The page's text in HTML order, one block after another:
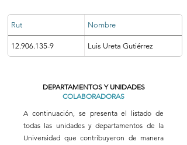
Rut Nombre
12.906.135-9 Luis Ureta Gutiérrez
DEPARTAMENTOS Y UNIDADES
COLABORADORAS
A continuación, se presenta el listado de
todas las unidades y departamentos de la
Universidad que contribuyeron de manera